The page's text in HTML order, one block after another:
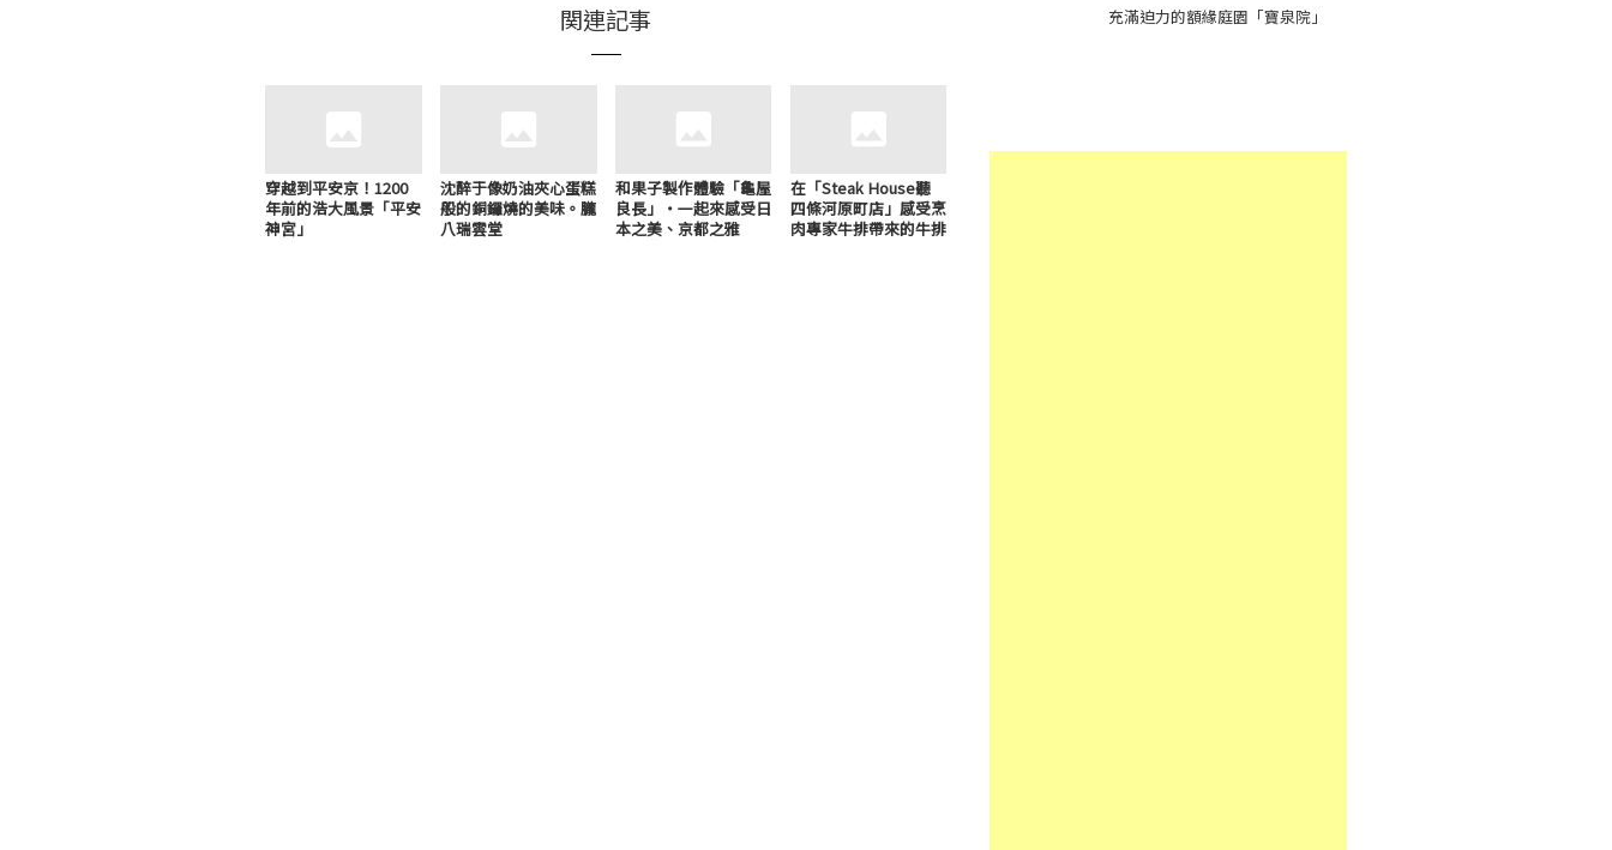
関連記事
穿越到平安京！1200
年前的浩大風景「平安
神宮」
沈醉于像奶油夾心蛋糕
般的銅鑼燒的美味。朧
八瑞雲堂
和果子製作體驗「龜屋
良長」・一起來感受日
本之美、京都之雅
在「Steak House聽
四條河原町店」感受烹
肉專家牛排帶來的牛排
充滿迫力的額緣庭園「寶泉院」